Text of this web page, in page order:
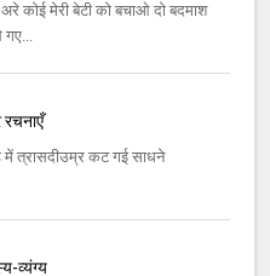
कोई मेरी बेटी को बचाओ दो बदमाश
गए...
रचनाएँ
त्रासदीउम्र कट गई साधने
व्यंग्य